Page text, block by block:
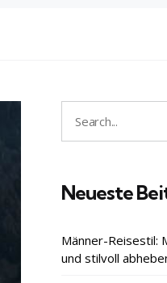
Search
for:
Neueste
Männer-Reisestil:
und stilvoll